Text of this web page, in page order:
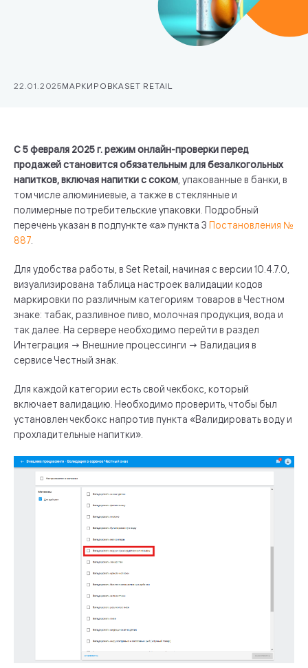
22.01.2025МАРКИРОВКА SET RETAIL
С 5 февраля 2025 г. режим онлайн-проверки перед
продажей становится обязательным для безалкогольных
напитков, включая напитки с соком , упакованные в банки, в
том числе алюминиевые, а также в стеклянные и
полимерные потребительские упаковки. Подробный
перечень указан в подпункте «а» пункта 3 Постановления №
887
Для удобства работы, в Set Retail, начиная с версии 10.4.7.0,
визуализирована таблица настроек валидации кодов
маркировки по различным категориям товаров в Честном
знаке: табак, разливное пиво, молочная продукция, вода и
так далее. На сервере необходимо перейти в раздел
Интеграция → Внешние процессинги → Валидация в
сервисе Честный знак.
Для каждой категории есть свой чекбокс, который
включает валидацию. Необходимо проверить, чтобы был
установлен чекбокс напротив пункта «Валидировать воду и
прохладительные напитки».